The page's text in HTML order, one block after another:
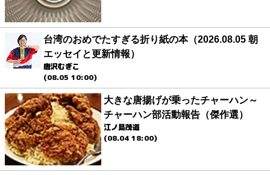
台湾のおめでたすぎる折り紙の本（2026.08.05 朝
エッセイと更新情報）
唐沢むぎこ
(08.05 10:00)
大きな唐揚げが乗ったチャーハン～
チャーハン部活動報告（傑作選）
江ノ島茂道
(08.04 18:00)